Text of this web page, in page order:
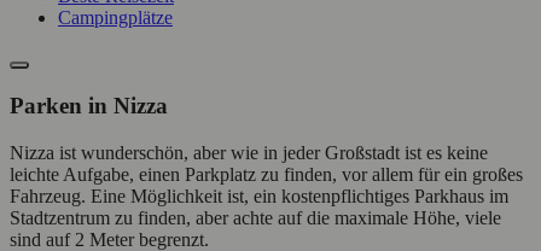
Campingplätze
Parken in Nizza
Nizza ist wunderschön, aber wie in jeder Großstadt ist es keine
leichte Aufgabe, einen Parkplatz zu finden, vor allem für ein großes
Fahrzeug. Eine Möglichkeit ist, ein kostenpflichtiges Parkhaus im
Stadtzentrum zu finden, aber achte auf die maximale Höhe, viele
sind auf 2 Meter begrenzt.